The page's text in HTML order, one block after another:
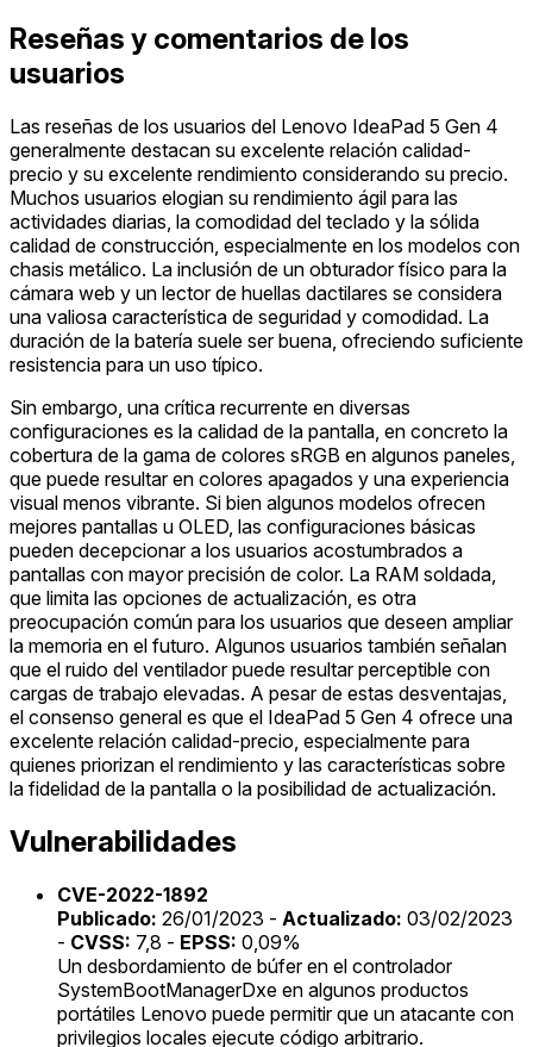
Reseñas y comentarios de los
usuarios
Las reseñas de los usuarios del Lenovo IdeaPad 5 Gen 4
generalmente destacan su excelente relación calidad-
precio y su excelente rendimiento considerando su precio.
Muchos usuarios elogian su rendimiento ágil para las
actividades diarias, la comodidad del teclado y la sólida
calidad de construcción, especialmente en los modelos con
chasis metálico. La inclusión de un obturador físico para la
cámara web y un lector de huellas dactilares se considera
una valiosa característica de seguridad y comodidad. La
duración de la batería suele ser buena, ofreciendo suficiente
resistencia para un uso típico.
Sin embargo, una crítica recurrente en diversas
configuraciones es la calidad de la pantalla, en concreto la
cobertura de la gama de colores sRGB en algunos paneles,
que puede resultar en colores apagados y una experiencia
visual menos vibrante. Si bien algunos modelos ofrecen
mejores pantallas u OLED, las configuraciones básicas
pueden decepcionar a los usuarios acostumbrados a
pantallas con mayor precisión de color. La RAM soldada,
que limita las opciones de actualización, es otra
preocupación común para los usuarios que deseen ampliar
la memoria en el futuro. Algunos usuarios también señalan
que el ruido del ventilador puede resultar perceptible con
cargas de trabajo elevadas. A pesar de estas desventajas,
el consenso general es que el IdeaPad 5 Gen 4 ofrece una
excelente relación calidad-precio, especialmente para
quienes priorizan el rendimiento y las características sobre
la fidelidad de la pantalla o la posibilidad de actualización.
Vulnerabilidades
CVE-2022-1892
Publicado: 26/01/2023 - Actualizado: 03/02/2023
- CVSS: 7,8 - EPSS: 0,09%
Un desbordamiento de búfer en el controlador
SystemBootManagerDxe en algunos productos
portátiles Lenovo puede permitir que un atacante con
privilegios locales ejecute código arbitrario.